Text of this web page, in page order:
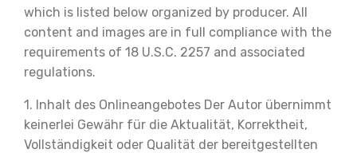
which is listed below organized by producer. All
content and images are in full compliance with the
requirements of 18 U.S.C. 2257 and associated
regulations.
1. Inhalt des Onlineangebotes Der Autor übernimmt
keinerlei Gewähr für die Aktualität, Korrektheit,
Vollständigkeit oder Qualität der bereitgestellten